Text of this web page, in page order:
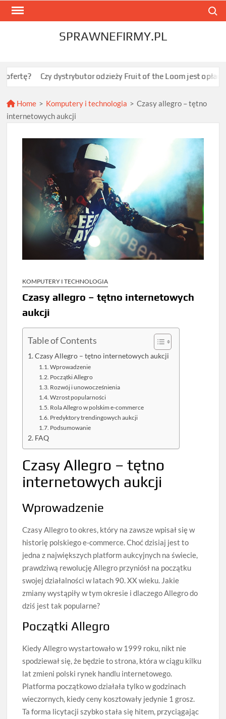
Skip
SPRAWNEFIRMY.PL
Czy dystrybutor odzieży Fruit of the Loom jest opłacalny dla
Home > Komputery i technologia > Czasy allegro – tętno
internetowych aukcji
KOMPUTERY I TECHNOLOGIA
Czasy allegro – tętno internetowych
aukcji
Table of Contents
Czasy Allegro – tętno internetowych aukcji
Wprowadzenie
Początki Allegro
Rozwój i unowocześnienia
Wzrost popularności
Rola Allegro w polskim e-commerce
Predyktory trendingowych aukcji
Podsumowanie
FAQ
Czasy Allegro – tętno
internetowych aukcji
Wprowadzenie
Czasy Allegro to okres, który na zawsze wpisał się w
historię polskiego e-commerce. Choć dzisiaj jest to
jedna z największych platform aukcyjnych na świecie,
prawdziwą rewolucję Allegro przyniósł na początku
swojej działalności w latach 90. XX wieku. Jakie
zmiany wystąpiły w tym okresie i dlaczego Allegro do
dziś jest tak popularne?
Początki Allegro
Kiedy Allegro wystartowało w 1999 roku, nikt nie
spodziewał się, że będzie to strona, która w ciągu kilku
lat zmieni polski rynek handlu internetowego.
Platforma początkowo działała tylko w godzinach
wieczornych, kiedy ceny kosztowały jedynie 1 grosz.
Ta forma licytacji szybko stała się hitem, przyciągając